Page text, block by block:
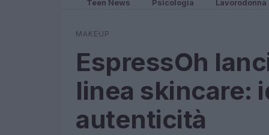
Teen News Psicologia Lavorodonna
MAKEUP
EspressOh
linea skincare:
autenticità